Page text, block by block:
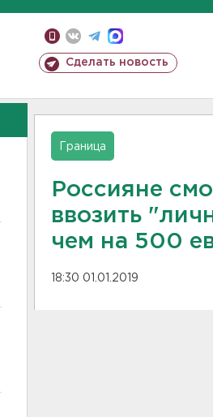
Сделать новость
Граница
Россияне
ввозить
чем на 500
18:30 01.01.2019